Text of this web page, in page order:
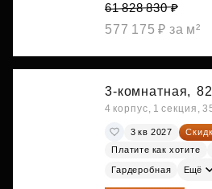
61 828 830 ₽
577 175 ₽ за м²
3-комнатная,
4 корпус, 1 секция,
3 кв 2027
Платите как хотите
Гардеробная Ещё